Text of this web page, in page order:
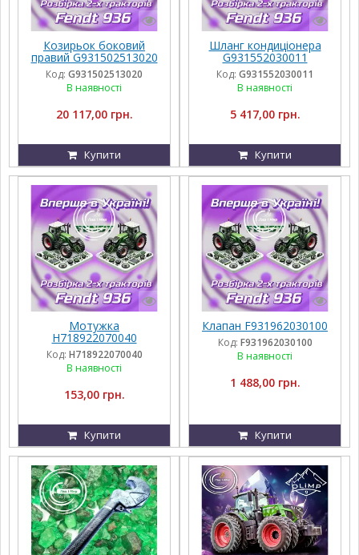
Козирьок боковий
правий G931502513020
Код: G931502513020
В наявності
20 117,00 грн.
Купити
Шланг кондиціонера
G931552030011
Код: G931552030011
В наявності
5 417,00 грн.
Купити
Мотужка
H718922070040
Код: H718922070040
В наявності
153,00 грн.
Купити
Клапан F931962030100
Код: F931962030100
В наявності
1 488,00 грн.
Купити